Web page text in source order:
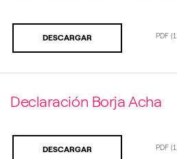
PDF
DESCARGAR
Declaración Borja Acha
PDF
DESCARGAR